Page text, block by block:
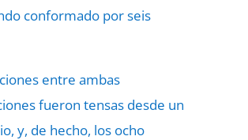
conformado por seis
entre ambas
fueron tensas desde un
y, de hecho, los ocho